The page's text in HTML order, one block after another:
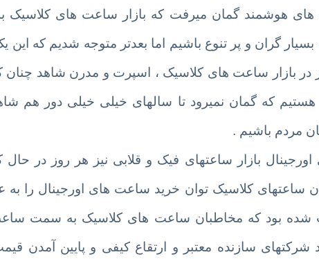
هوشمند گمان میرفت که بازار ساعت های کلاسیک
گران و پر تنوع باشیم اما بعدتر متوجه شدیم که
در بازار ساعت های کلاسیک ، اسپرت و مدرن شاهد چنان
هستیم که گمان نمیرود تا سالهای خیلی خیلی دور هم
مردم باشیم .
بازار ساعتهای فیک و قلابی نیز هر روز در
کلاسیک توان خرید ساعت های اورجینال را به
شده بود که مخاطبان ساعت های کلاسیک به سمت
شرکتهای سازنده معتبر و ارتقاع کیفی و پایین آمدن